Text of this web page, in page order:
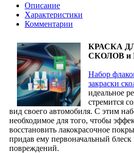
Описание
Характеристики
Комментарии
КРАСКА
СКОЛОВ и
Набор
закраски
идеальное
стремится
вид своего автомобиля. С этим
необходимое для того, чтобы
восстановить лакокрасочное
придав ему первоначальный
повреждений.